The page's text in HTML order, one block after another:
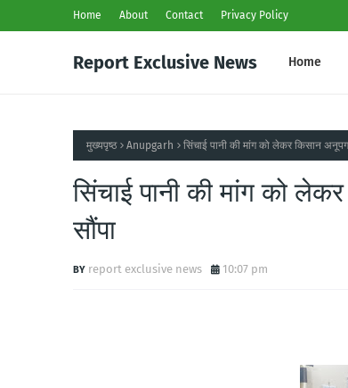
Home About Contact Privacy Policy
Report Exclusive News Home
मुख्यपृष्ठ Anupgarh सिंचाई पानी की मांग को लेकर किसान
सिंचाई पानी की मांग को
सौंपा
report exclusive news 10:07 pm